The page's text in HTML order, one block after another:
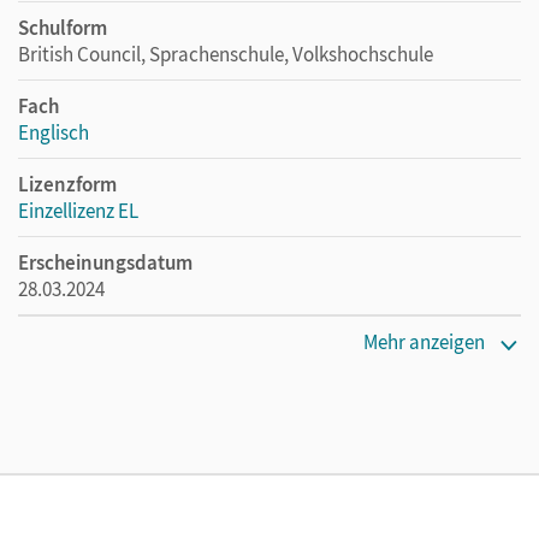
Schulform
British Council, Sprachenschule, Volkshochschule
Fach
Englisch
Lizenzform
Einzellizenz EL
Erscheinungsdatum
28.03.2024
Mehr anzeigen